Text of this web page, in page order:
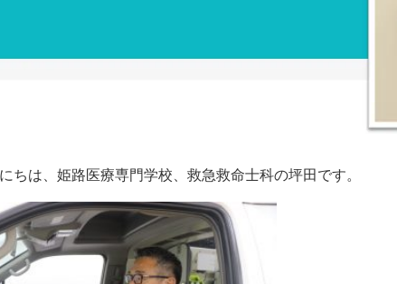
ちは、姫路医療専門学校、救急救命士科の坪田です。